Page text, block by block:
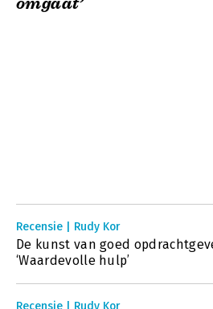
Recensie | Rudy Kor
De kunst van goed
‘Waardevolle hulp’
Recensie | Rudy Kor